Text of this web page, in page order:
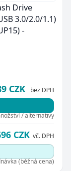
Drive
3.0/2.0/1.1)
-
CZK bez DPH
/ alternativy
CZK vč. DPH
(běžná cena)